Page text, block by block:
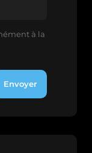
à la
Envoyer